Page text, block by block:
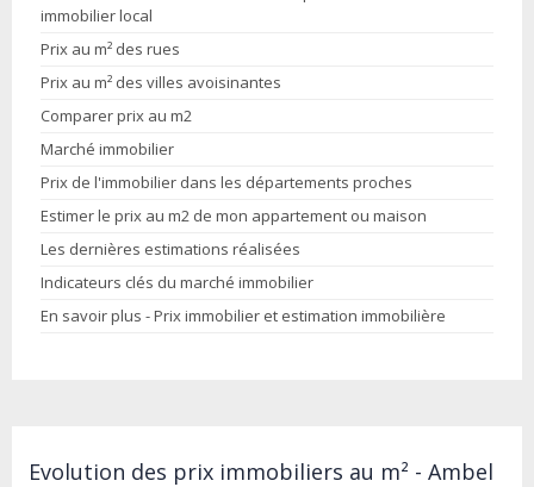
immobilier local
Prix au m² des rues
Prix au m² des villes avoisinantes
Comparer prix au m2
Marché immobilier
Prix de l'immobilier dans les départements proches
Estimer le prix au m2 de mon appartement ou maison
Les dernières estimations réalisées
Indicateurs clés du marché immobilier
En savoir plus - Prix immobilier et estimation immobilière
Evolution des prix immobiliers au m² - Ambel